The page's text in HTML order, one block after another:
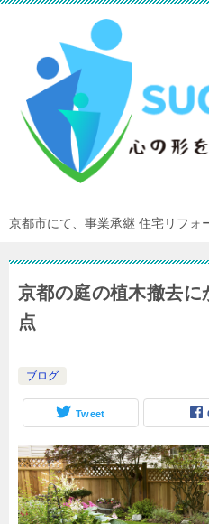
京都市にて、事業承継 住宅リフォ
京都の庭の植木撤去
点
ブログ
Tweet